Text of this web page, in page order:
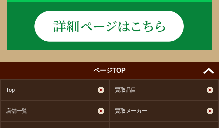
ページTOP
Top 買取品目
店舗一覧 買取メーカー